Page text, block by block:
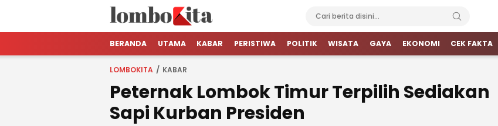
LOMBOKita
Media Berita Online dari Lombok
BERANDA UTAMA KABAR PERISTIWA POLITIK WISATA GAYA EKONOMI CEK FAKTA
LOMBOKITA KABAR
Peternak Lombok Timur Terpilih Sediakan
Sapi Kurban Presiden